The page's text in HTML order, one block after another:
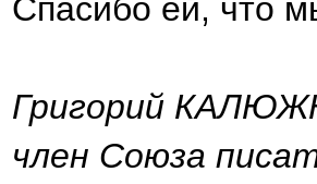
Спасибо ей, что
Григорий
член Союза